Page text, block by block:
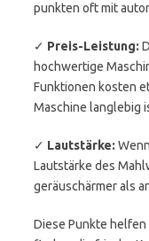
punkten oft mit
✓ Preis-Leistung:
hochwertige
Funktionen kosten
Maschine langlebig
✓ Lautstärke:
Lautstärke des
geräuschärmer als
Diese Punkte helfen